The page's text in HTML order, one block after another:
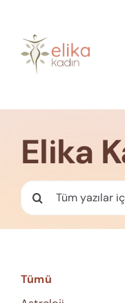
content
Elika
Ara:
Tümü